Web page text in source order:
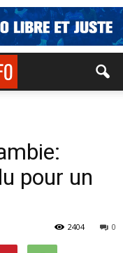
pour un
0
2404